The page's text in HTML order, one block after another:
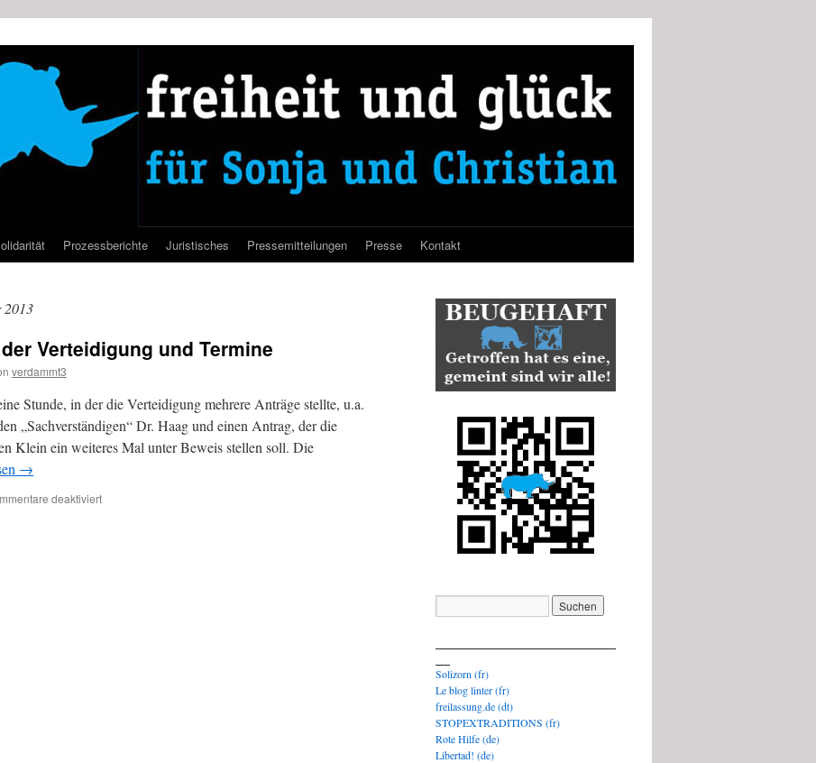
Prozessberichte Juristisches Pressemitteilungen Presse Kontakt
2013
Verteidigung und Termine
verdammt3
Stunde, in der die Verteidigung mehrere Anträge stellte, u.a.
„Sachverständigen“ Dr. Haag und einen Antrag, der die
Klein ein weiteres Mal unter Beweis stellen soll. Die
→
deaktiviertfür
Solizorn (fr)
Le blog linter (fr)
freilassung.de (dt)
STOPEXTRADITIONS (fr)
Rote Hilfe (de)
Libertad! (de)